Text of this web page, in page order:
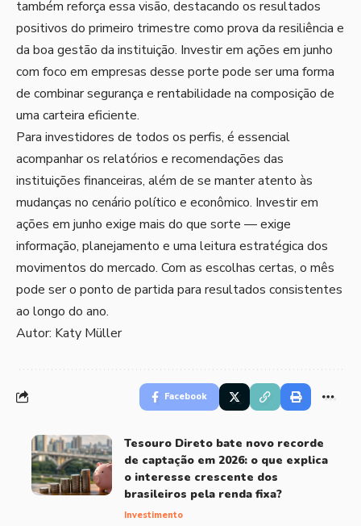
também reforça essa visão, destacando os resultados
positivos do primeiro trimestre como prova da resiliência e
da boa gestão da instituição. Investir em ações em junho
com foco em empresas desse porte pode ser uma forma
de combinar segurança e rentabilidade na composição de
uma carteira eficiente.
Para investidores de todos os perfis, é essencial
acompanhar os relatórios e recomendações das
instituições financeiras, além de se manter atento às
mudanças no cenário político e econômico. Investir em
ações em junho exige mais do que sorte — exige
informação, planejamento e uma leitura estratégica dos
movimentos do mercado. Com as escolhas certas, o mês
pode ser o ponto de partida para resultados consistentes
ao longo do ano.
Autor: Katy Müller
Facebook
Tesouro Direto bate novo recorde
de captação em 2026: o que explica
o interesse crescente dos
brasileiros pela renda fixa?
Investimento